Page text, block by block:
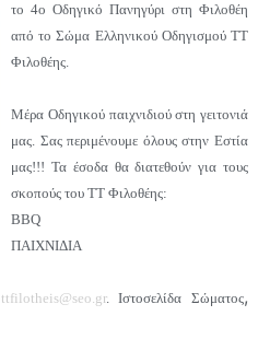
το 4ο Οδηγικό Πανηγύρι στη Φιλοθέη
από το Σώμα Ελληνικού Οδηγισμού ΤΤ
Φιλοθέης.
Μέρα Οδηγικού παιχνιδιού στη γειτονιά
μας. Σας περιμένουμε όλους στην Εστία
μας!!! Τα έσοδα θα διατεθούν για τους
σκοπούς του ΤΤ Φιλοθέης:
BBQ
ΠΑΙΧΝΙΔΙΑ
ttfilotheis@seo.gr.Ιστοσελίδα Σώματος,